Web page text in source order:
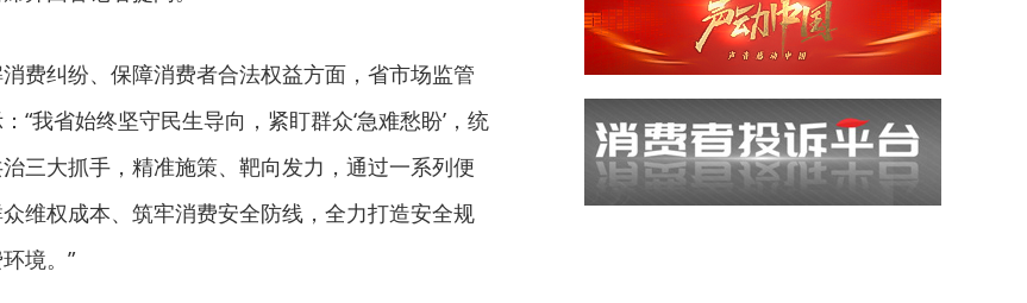
费纠纷、保障消费者合法权益方面，省市场监管
“我省始终坚守民生导向，紧盯群众‘急难愁盼’，统
三大抓手，精准施策、靶向发力，通过一系列便
维权成本、筑牢消费安全防线，全力打造安全规
境。”